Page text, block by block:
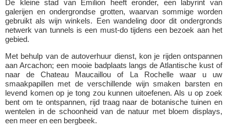
De kleine stad van Emilion heeft eronder, een labyrint van
galerijen en ondergrondse grotten, waarvan sommige worden
gebruikt als wijn winkels. Een wandeling door dit ondergronds
netwerk van tunnels is een must-do tijdens een bezoek aan het
gebied.
Met behulp van de autoverhuur dienst, kon je rijden ontspannen
aan Arcachon; een mooie badplaats langs de Atlantische kust of
naar de Chateau Maucaillou of La Rochelle waar u uw
smaakpapillen met de verschillende wijn smaken barsten en
levend komen op je tong zou kunnen uitoefenen. Als u op zoek
bent om te ontspannen, rijd traag naar de botanische tuinen en
wentelen in de schoonheid van de natuur met bloem displays,
een meer en een bergbeek.